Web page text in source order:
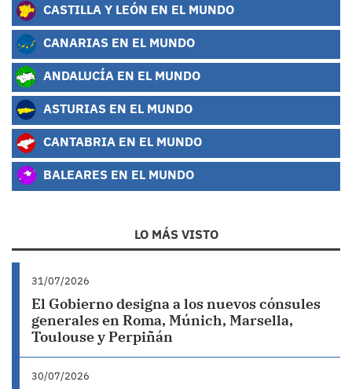
CASTILLA Y LEÓN EN EL MUNDO
CANARIAS EN EL MUNDO
ANDALUCÍA EN EL MUNDO
ASTURIAS EN EL MUNDO
CANTABRIA EN EL MUNDO
BALEARES EN EL MUNDO
LO MÁS VISTO
31/07/2026
El Gobierno designa a los nuevos cónsules
generales en Roma, Múnich, Marsella,
Toulouse y Perpiñán
30/07/2026